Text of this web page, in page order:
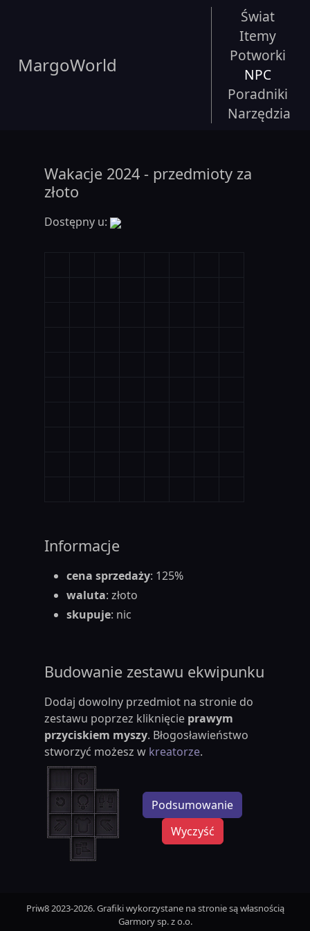
MargoWorld
Świat
Itemy
Potworki
NPC
Poradniki
Narzędzia
Wakacje 2024 - przedmioty za
złoto
Dostępny u:
Informacje
cena sprzedaży: 125%
waluta: złoto
skupuje: nic
Budowanie zestawu ekwipunku
Dodaj dowolny przedmiot na stronie do
zestawu poprzez kliknięcie prawym
przyciskiem myszy. Błogosławieństwo
stworzyć możesz w kreatorze.
Podsumowanie
Wyczyść
Priw8 2023-2026. Grafiki wykorzystane na stronie są własnością
Garmory sp. z o.o.